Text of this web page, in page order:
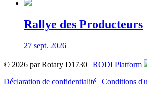
Rallye des Producteurs
27 sept. 2026
© 2026 par Rotary D1730 | RODI Platform
Déclaration de confidentialité | Conditions